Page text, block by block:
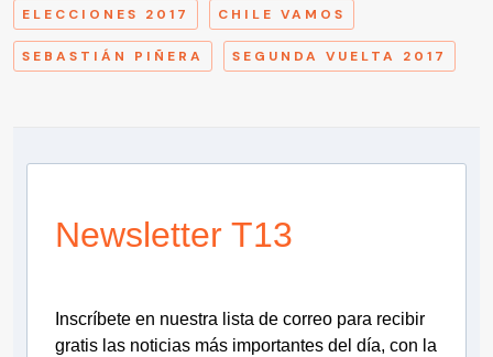
ELECCIONES 2017 CHILE VAMOS
SEBASTIÁN PIÑERA SEGUNDA VUELTA 2017
Newsletter T13
Inscríbete en nuestra lista de correo para recibir
gratis las noticias más importantes del día, con la